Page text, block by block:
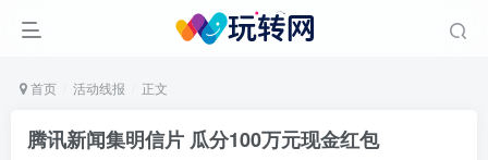
首页 活动线报 正文
腾讯新闻集明信片 瓜分100万元现金红包